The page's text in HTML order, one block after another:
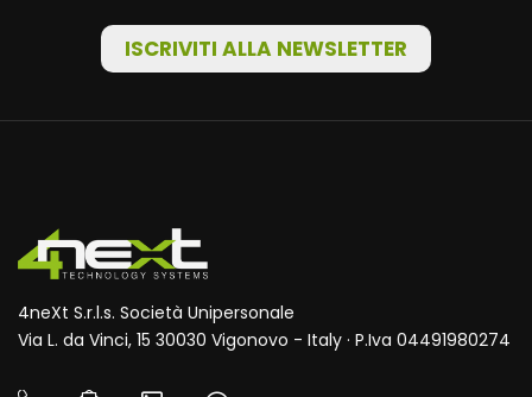
ISCRIVITI ALLA NEWSLETTER
4neXt S.r.l.s. Società Unipersonale
Via L. da Vinci, 15 30030 Vigonovo - Italy · P.Iva 04491980274